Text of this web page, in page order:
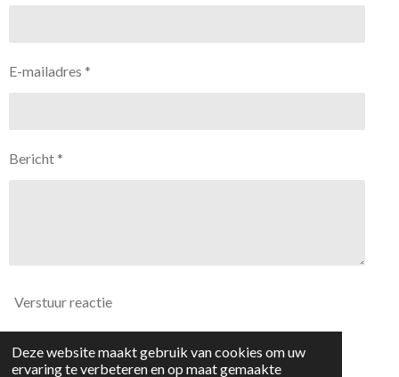
Deze website maakt gebruik van cookies om uw
ervaring te verbeteren en op maat gemaakte
E-mailadres *
Bericht *
Verstuur reactie
Reacties